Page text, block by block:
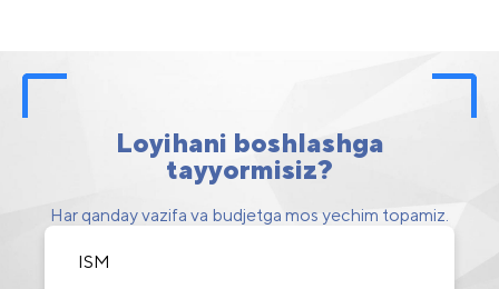
Loyihani boshlashga
tayyormisiz?
Har qanday vazifa va budjetga mos yechim topamiz.